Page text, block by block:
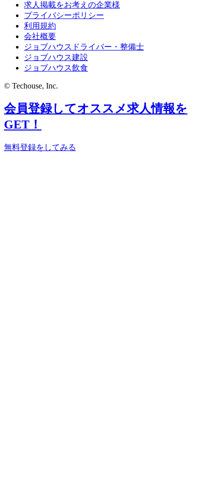
求人掲載をお考えの企業様
プライバシーポリシー
利用規約
会社概要
ジョブハウスドライバー・整備士
ジョブハウス建設
ジョブハウス飲食
© Techouse, Inc.
会員登録してオススメ求人情報を
GET！
無料登録をしてみる